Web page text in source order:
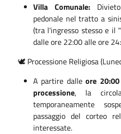
Villa Comunale:
pedonale nel tratto a
(tra l'ingresso stesso e il
dalle ore 22:00 alle ore
🕊️ Processione Religiosa
A partire dalleore
processione, la
temporaneamente
passaggio del corteo
interessate.